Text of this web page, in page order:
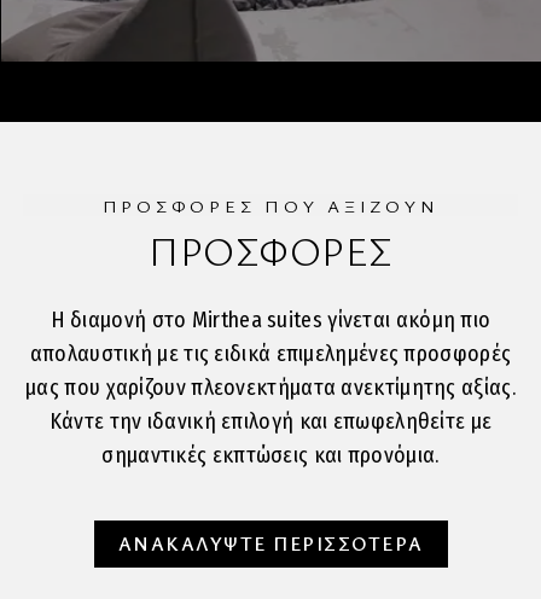
ΠΡΟΣΦΟΡΕΣ ΠΟΥ ΑΞΙΖΟΥΝ
ΠΡΟΣΦΟΡΕΣ
Η διαμονή στο Mirthea suites γίνεται ακόμη πιο
απολαυστική με τις ειδικά επιμελημένες προσφορές
μας που χαρίζουν πλεονεκτήματα ανεκτίμητης αξίας.
Κάντε την ιδανική επιλογή και επωφεληθείτε με
σημαντικές εκπτώσεις και προνόμια.
ΑΝΑΚΑΛΥΨΤΕ ΠΕΡΙΣΣΟΤΕΡΑ